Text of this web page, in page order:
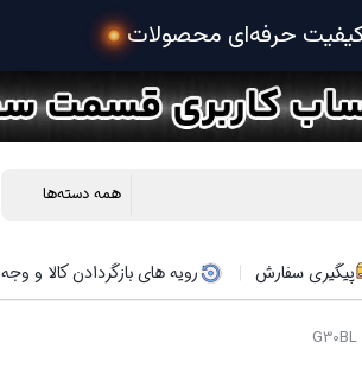
پیگیری سفارش رویه های بازگردادن کالا و وجه